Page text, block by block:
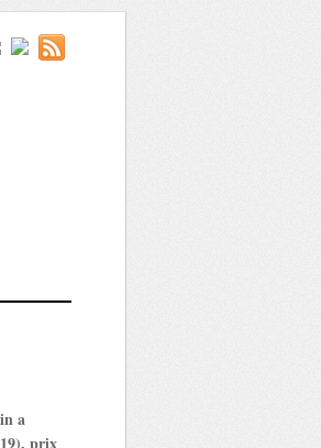
a
prix